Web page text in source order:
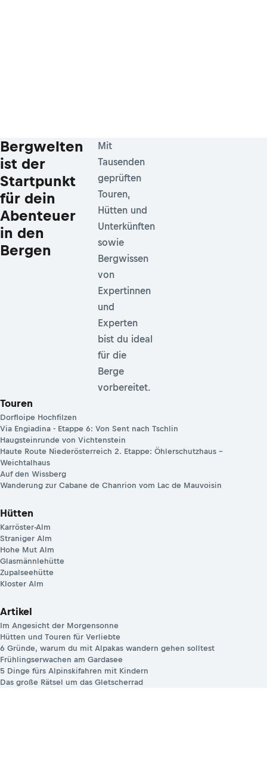
Bergwelten
ist der
Startpunkt
für dein
Abenteuer
in den
Bergen
Mit
Tausenden
geprüften
Touren,
Hütten und
Unterkünften
sowie
Bergwissen
von
Expertinnen
und
Experten
bist du ideal
für die
Berge
vorbereitet.
Touren
Dorfloipe Hochfilzen
Via Engiadina - Etappe 6: Von Sent nach Tschlin
Haugsteinrunde von Vichtenstein
Haute Route Niederösterreich 2. Etappe: Öhlerschutzhaus –
Weichtalhaus
Auf den Wissberg
Wanderung zur Cabane de Chanrion vom Lac de Mauvoisin
Hütten
Karröster-Alm
Straniger Alm
Hohe Mut Alm
Glasmännlehütte
Zupalseehütte
Kloster Alm
Artikel
Im Angesicht der Morgensonne
Hütten und Touren für Verliebte
6 Gründe, warum du mit Alpakas wandern gehen solltest
Frühlingserwachen am Gardasee
5 Dinge fürs Alpinskifahren mit Kindern
Das große Rätsel um das Gletscherrad